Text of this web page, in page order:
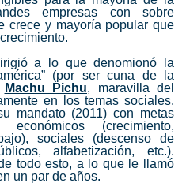
empresas con sobre
crece y mayoría popular que
a lo que denomionó la
(por ser cuna de la
Machu Pichu, maravilla del
en los temas sociales.
mandato (2011) con metas
(crecimiento,
sociales (descenso de
alfabetización, etc.).
todo esto, a lo que le llamó
un par de años.